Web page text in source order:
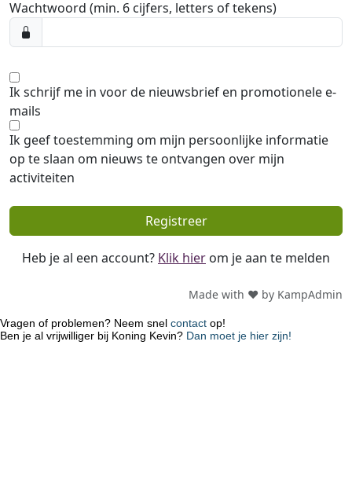
Vragen of problemen? Neem snel contact op!
Ben je al vrijwilliger bij Koning Kevin? Dan moet je hier zijn!